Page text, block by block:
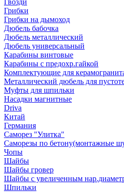
Гвозди
Грибки
Грибки на дымоход
Дюбель бабочка
Дюбель металлический
Дюбель универсальный
Карабины винтовые
Карабины с предохр.гайкой
Комплектующие для
Металлический дюбель для
Муфты для шпильки
Насадки магнитные
Driva
Китай
Германия
Саморез "Улитка"
Саморезы по бетону(монтажные
Чопы
Шайбы
Шайбы гровер
Шайбы с увеличенным
Шпильки